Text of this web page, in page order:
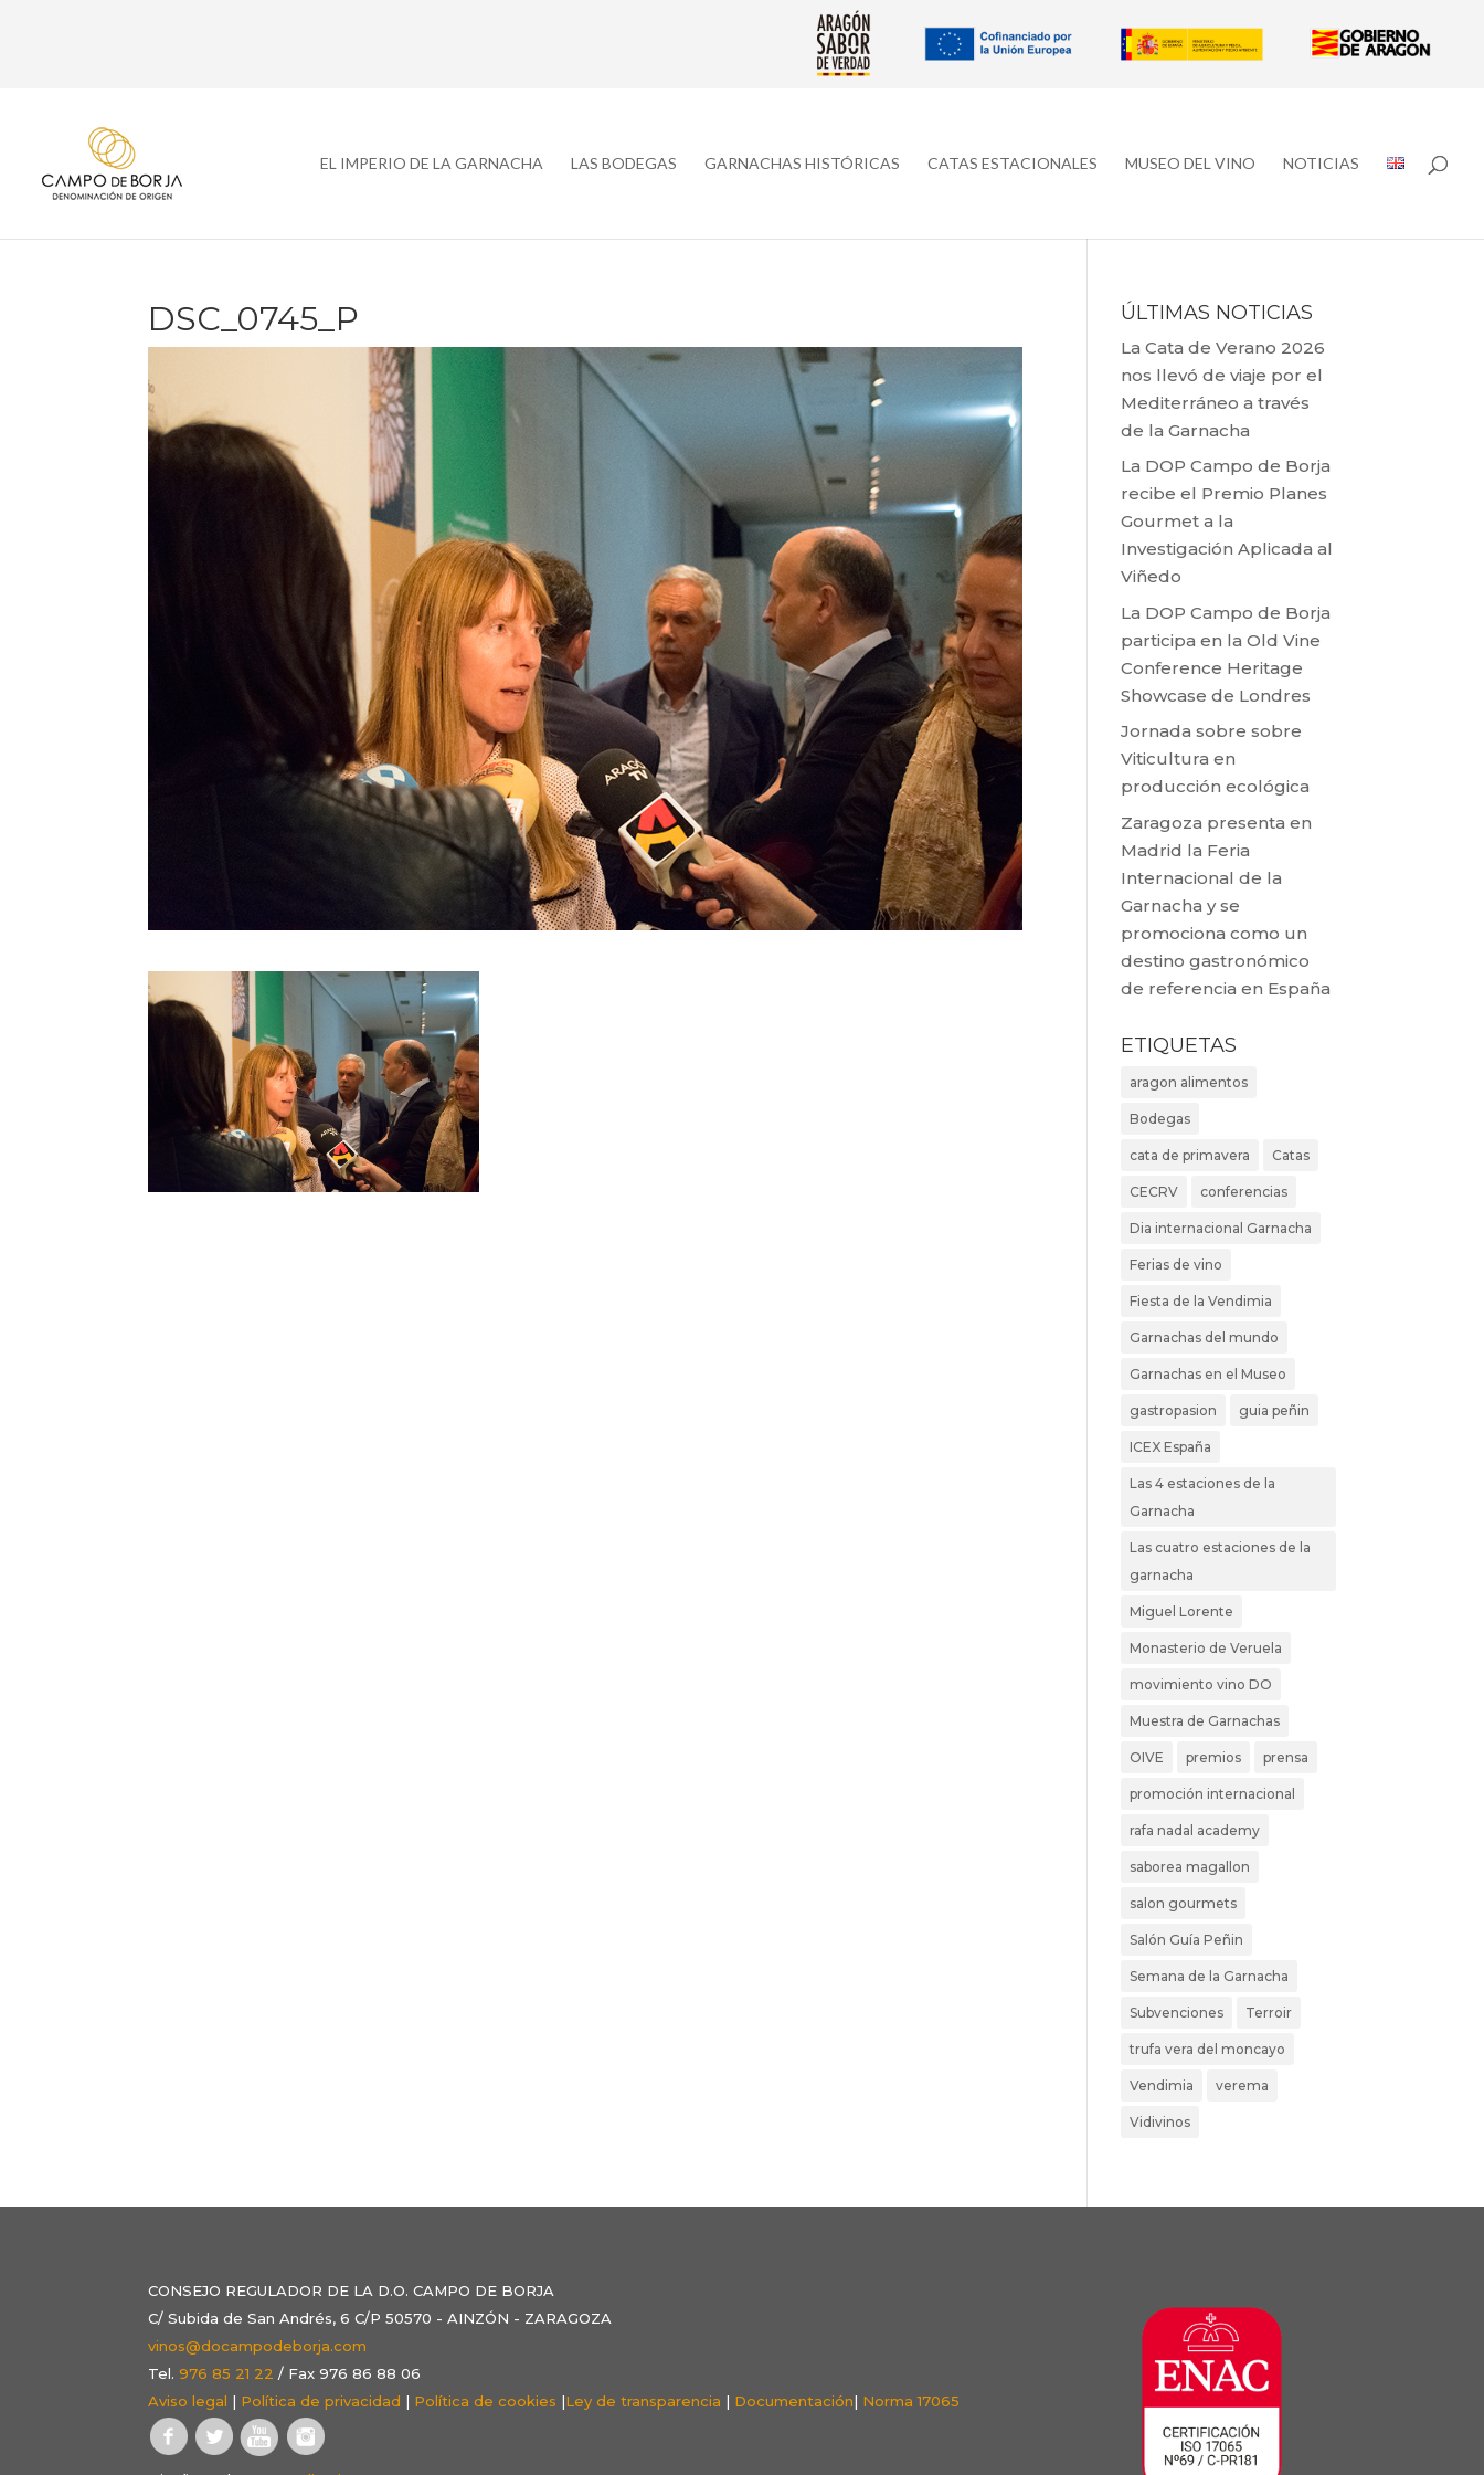
EL IMPERIO DE LA GARNACHA LAS BODEGAS GARNACHAS HISTÓRICAS CATAS ESTACIONALES MUSEO DEL VINO NOTICIAS
DSC_0745_P ÚLTIMAS NOTICIAS
La Cata de Verano 2026
nos llevó de viaje por el
Mediterráneo a través
de la Garnacha
La DOP Campo de Borja
recibe el Premio Planes
Gourmet a la
Investigación Aplicada al
Viñedo
La DOP Campo de Borja
participa en la Old Vine
Conference Heritage
Showcase de Londres
Jornada sobre sobre
Viticultura en
producción ecológica
Zaragoza presenta en
Madrid la Feria
Internacional de la
Garnacha y se
promociona como un
destino gastronómico
de referencia en España
ETIQUETAS
aragon alimentos
Bodegas
cata de primavera Catas
CECRV conferencias
Dia internacional Garnacha
Ferias de vino
Fiesta de la Vendimia
Garnachas del mundo
Garnachas en el Museo
gastropasion guia peñin
ICEX España
Las 4 estaciones de la
Garnacha
Las cuatro estaciones de la
garnacha
Miguel Lorente
Monasterio de Veruela
movimiento vino DO
Muestra de Garnachas
OIVE premios prensa
promoción internacional
rafa nadal academy
saborea magallon
salon gourmets
Salón Guía Peñin
Semana de la Garnacha
Subvenciones Terroir
trufa vera del moncayo
Vendimia verema
Vidivinos
CONSEJO REGULADOR DE LA D.O. CAMPO DE BORJA
C/ Subida de San Andrés, 6 C/P 50570 - AINZÓN - ZARAGOZA
vinos@docampodeborja.com
Tel.976 85 21 22 / Fax 976 86 88 06
Aviso legal | Política de privacidad | Política de cookies |Ley de transparencia | Documentación| Norma 17065